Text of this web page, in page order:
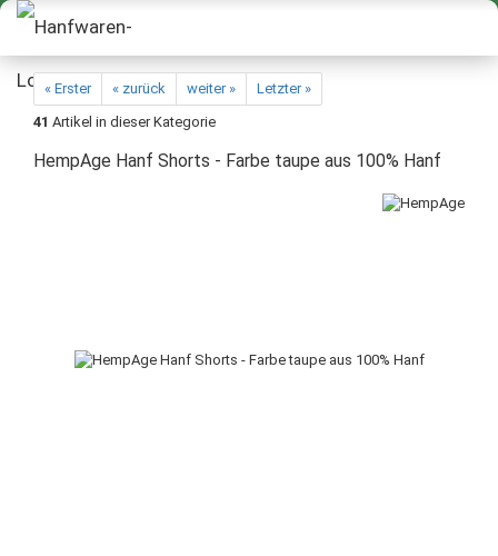
« Erster « zurück weiter »
Letzter »
41 Artikel in dieser Kategorie
HempAge Hanf Shorts - Farbe taupe aus 100% Hanf